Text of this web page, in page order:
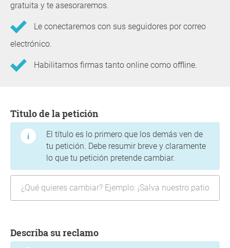
gratuita y te asesoraremos.
Le conectaremos con sus seguidores por correo
electrónico.
Habilitamos firmas tanto online como offline.
Titulo de la petición
El título es lo primero que los demás ven de
tu petición. Debe resumir breve y claramente
lo que tu petición pretende cambiar.
Describa su reclamo